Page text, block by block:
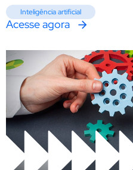
Inteligência artificial
Acesse agora